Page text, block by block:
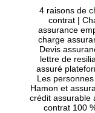
4 raisons de
contrat |
assurance
charge
Devis
lettre de
assuré
Les
Hamon et
crédit assurable
contrat 100